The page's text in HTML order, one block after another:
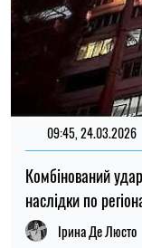
09:45, 24.03.2026
Комбінований
наслідки по
Ірина Де Люсто